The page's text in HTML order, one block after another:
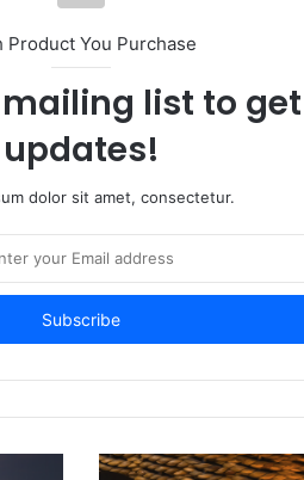
Product You Purchase
list to
updates!
dolor sit amet, consectetur.